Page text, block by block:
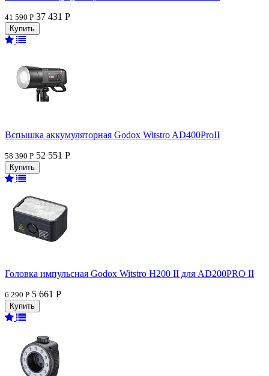
41 590 Р 37 431 Р
Вспышка аккумуляторная Godox Witstro AD400ProII
58 390 Р 52 551 Р
Головка импульсная Godox Witstro H200 II для AD200PRO II
6 290 Р 5 661 Р